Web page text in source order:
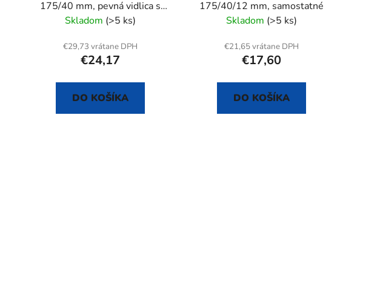
175/40 mm, pevná vidlica s
doskou
Skladom (>5 ks)
€29,73 vrátane DPH
€24,17
DO KOŠÍKA
175/40/12 mm, samostatné
Skladom (>5 ks)
€21,65 vrátane DPH
€17,60
DO KOŠÍKA